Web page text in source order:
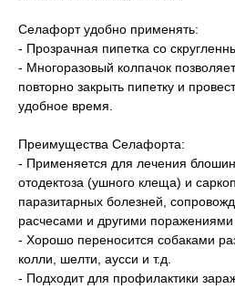
Селафорт удобно применять:
- Прозрачная пипетка со
- Многоразовый колпачок
повторно закрыть пипетку и
удобное время.
Преимущества Селафорта:
- Применяется для лечения
отодектоза (ушного клеща) и
паразитарных болезней,
расчесами и другими поражениями
- Хорошо переносится собаками
колли, шелти, аусси и т.д.
- Подходит для профилактики